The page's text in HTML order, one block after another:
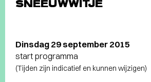
SNEEUWWITJE
Dinsdag 29 september 2015
start programma
(Tijden zijn indicatief en kunnen wijzigen)